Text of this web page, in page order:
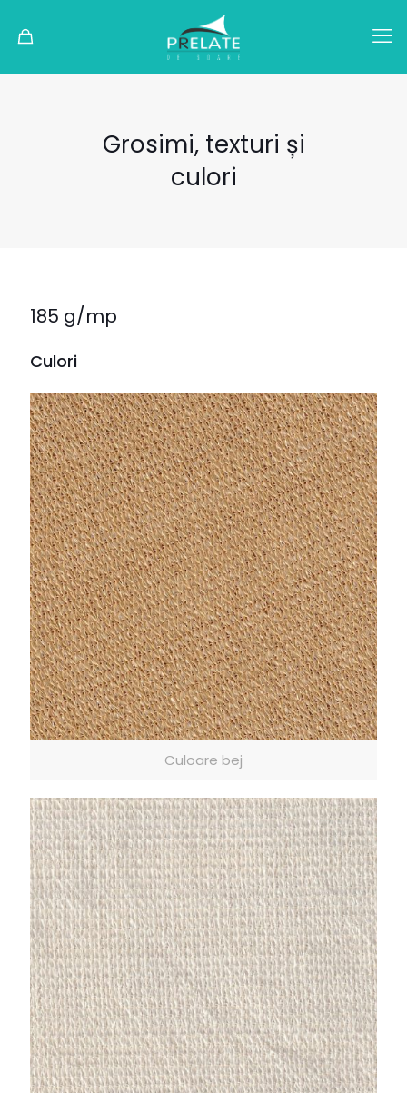
Grosimi, texturi și
culori
185 g/mp
Culori
Culoare bej